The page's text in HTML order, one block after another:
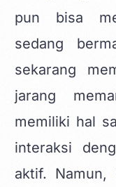
pun bisa
sedang
sekarang
jarang
memiliki hal
interaksi
aktif. Namun,